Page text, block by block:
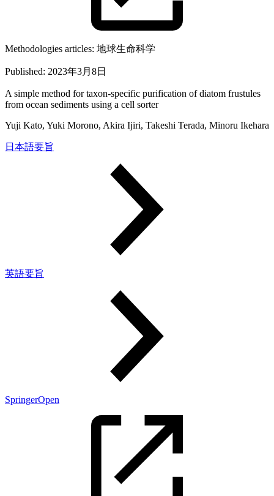
Methodologies articles: 地球生命科学
Published: 2023年3月8日
A simple method for taxon-specific purification of diatom frustules
from ocean sediments using a cell sorter
Yuji Kato, Yuki Morono, Akira Ijiri, Takeshi Terada, Minoru Ikehara
日本語要旨
英語要旨
SpringerOpen